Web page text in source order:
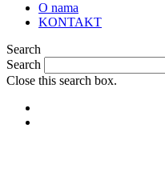
O nama
KONTAKT
Search
Search
Close this search box.